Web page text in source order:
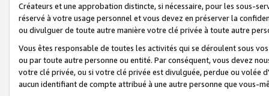
Créateurs et une approbation distincte, si nécessaire, pour les sous-
réservé à votre usage personnel et vous devez en préserver la
ou divulguer de toute autre manière votre clé privée à toute autre
Vous êtes responsable de toutes les activités qui se déroulent sous
ou par toute autre personne ou entité. Par conséquent, vous devez
votre clé privée, ou si votre clé privée est divulguée, perdue ou volée
aucun identifiant de compte attribué à une autre personne que vous-